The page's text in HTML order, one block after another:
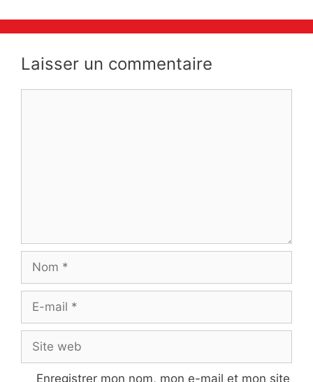
Laisser un commentaire
Nom
Site
web
Enregistrer mon nom, mon e-mail et mon site